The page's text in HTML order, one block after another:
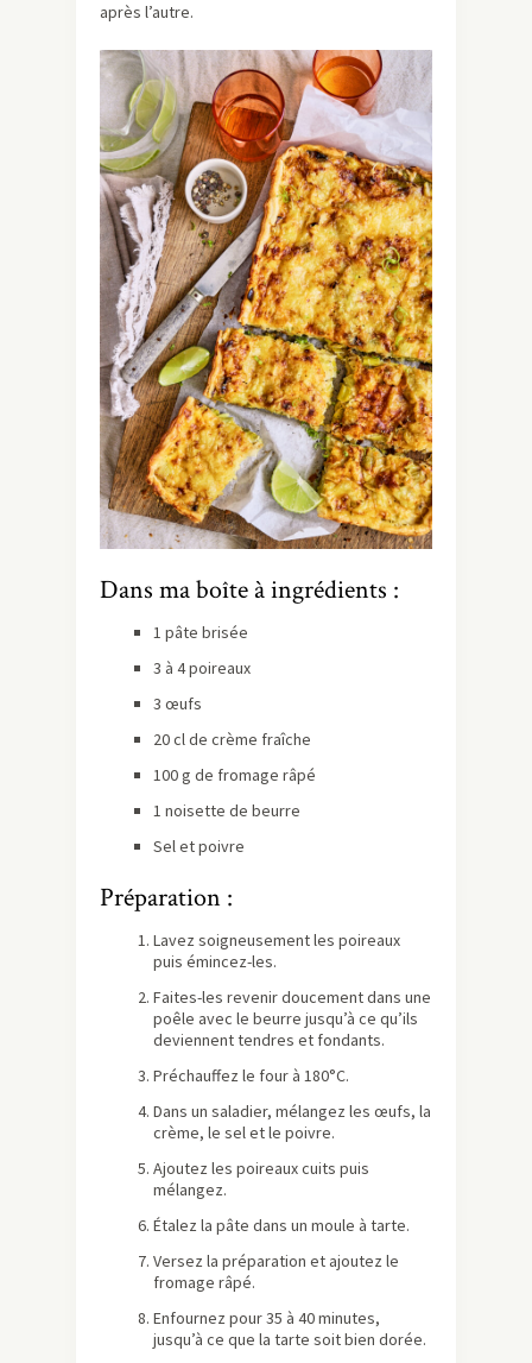
après l’autre.
Dans ma boîte à ingrédients :
1 pâte brisée
3 à 4 poireaux
3 œufs
20 cl de crème fraîche
100 g de fromage râpé
1 noisette de beurre
Sel et poivre
Préparation :
Lavez soigneusement les poireaux
puis émincez-les.
Faites-les revenir doucement dans une
poêle avec le beurre jusqu’à ce qu’ils
deviennent tendres et fondants.
Préchauffez le four à 180°C.
Dans un saladier, mélangez les œufs, la
crème, le sel et le poivre.
Ajoutez les poireaux cuits puis
mélangez.
Étalez la pâte dans un moule à tarte.
Versez la préparation et ajoutez le
fromage râpé.
Enfournez pour 35 à 40 minutes,
jusqu’à ce que la tarte soit bien dorée.